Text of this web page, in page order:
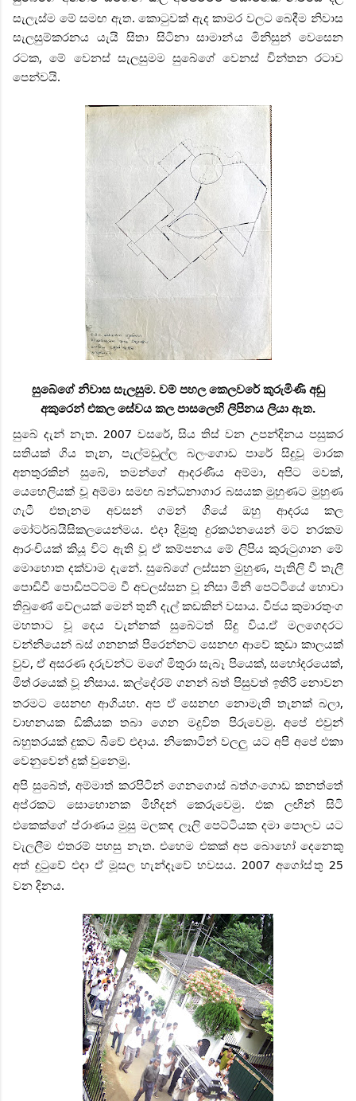
සැලැස්ම මේ සමඟ ඇත. කොටුවක් ඇද කාමර වලට බෙදීම නිවාස
සැලසුම්කරනය යැයි සිතා සිටිනා සාමාන්ය මිනිසුන් වෙසෙන
රටක, මේ වෙනස් සැලසුමම සුබේගේ වෙනස් චින්තන රටාව
පෙන්වයි.
සුබේගේ නිවාස සැලසුම. වම් පහල කෙලවරේ කුරුමිණි අඬු
අකුරෙන් එකල සේවය කල පාසලෙහි ලිපිනය ලියා ඇත.
සුබේ දැන් නැත. 2007 වසරේ, සිය තිස් වන උපන්දිනය පසුකර
සතියක් ගිය තැන, පැල්මඩුල්ල බලංගොඩ පාරේ සිදුවූ මාරක
අනතුරකින් සුබේ, තමන්ගේ ආදරණීය අම්මා, අපිට මවක්,
යෙහෙලියක් වූ අම්මා සමඟ බන්ධනාගාර බසයක මුහුණට මුහුණ
ගැටී එතැනම අවසන් ගමන් ගියේ ඔහු ආදරය කල
මෝටර්බයිසිකලයෙන්මය. එදා දිමුතු දුරකථනයෙන් මට නරකම
ආරංචියක් කියූ විට ඇති වූ ඒ කම්පනය මේ ලිපිය කුරුටුගාන මේ
මොහොත දක්වාම දැනේ. සුබේගේ ලස්සන මුහුණ, පැතිලි වී තැලී
පොඩිවී පොඩිපට්ට්ම වී අවලස්සන වූ නිසා මිනී පෙට්ටියේ හොවා
තිබුණේ වේලයක් මෙන් තුනී දැල් කඩකින් වසාය. විජය කුමාරතුංග
මහතාට වූ දෙය වැන්නක් සුබේටත් සිදු විය.ඒ මලගෙදරට
වන්නියෙන් බස් ගනනක් පිරෙන්නට සෙනඟ ආවේ කුඩා කාලයක්
වුව, ඒ අසරණ දරුවන්ට මගේ මිතුරා සැබෑ පියෙක්, සහෝදරයෙක්,
මිත්රයෙක් වූ නිසාය. කල්දේරම් ගනන් බත් පිසුවත් ඉතිරි නොවන
තරමට සෙනඟ ආගියහ. අප ඒ සෙනඟ නොමැති තැනක් බලා,
වාහනයක ඩිකියක තබා ගෙන මදුවිත පිරුවෙමු. අපේ එවුන්
බහුතරයක් දුකට බීවේ එදාය. නිකොටින් වලලු යට අපි අපේ එකා
වෙනුවෙන් දුක් වුනෙමු.
අපි සුබේත්, අම්මාත් කරපිටින් ගෙනගොස් බත්ගංගොඩ කනත්තේ
අප්රකට සොහොනක මිහිදන් කෙරුවෙමු. එක ලඟින් සිටි
එකෙක්ගේ ප්රාණය මුසු මලකඳ ලෑලි පෙට්ටියක දමා පොලව යට
වැලලීම එතරම් පහසු නැත. එහෙම එකක් අප බොහෝ දෙනෙකු
අත් දුටුවේ එදා ඒ මූසල හැන්දෑවේ හවසය. 2007 අගෝස්තු 25
වන දිනය.